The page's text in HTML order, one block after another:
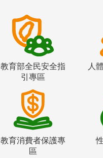
教育部全民安全指
引專區
人
教育消費者保護專
區